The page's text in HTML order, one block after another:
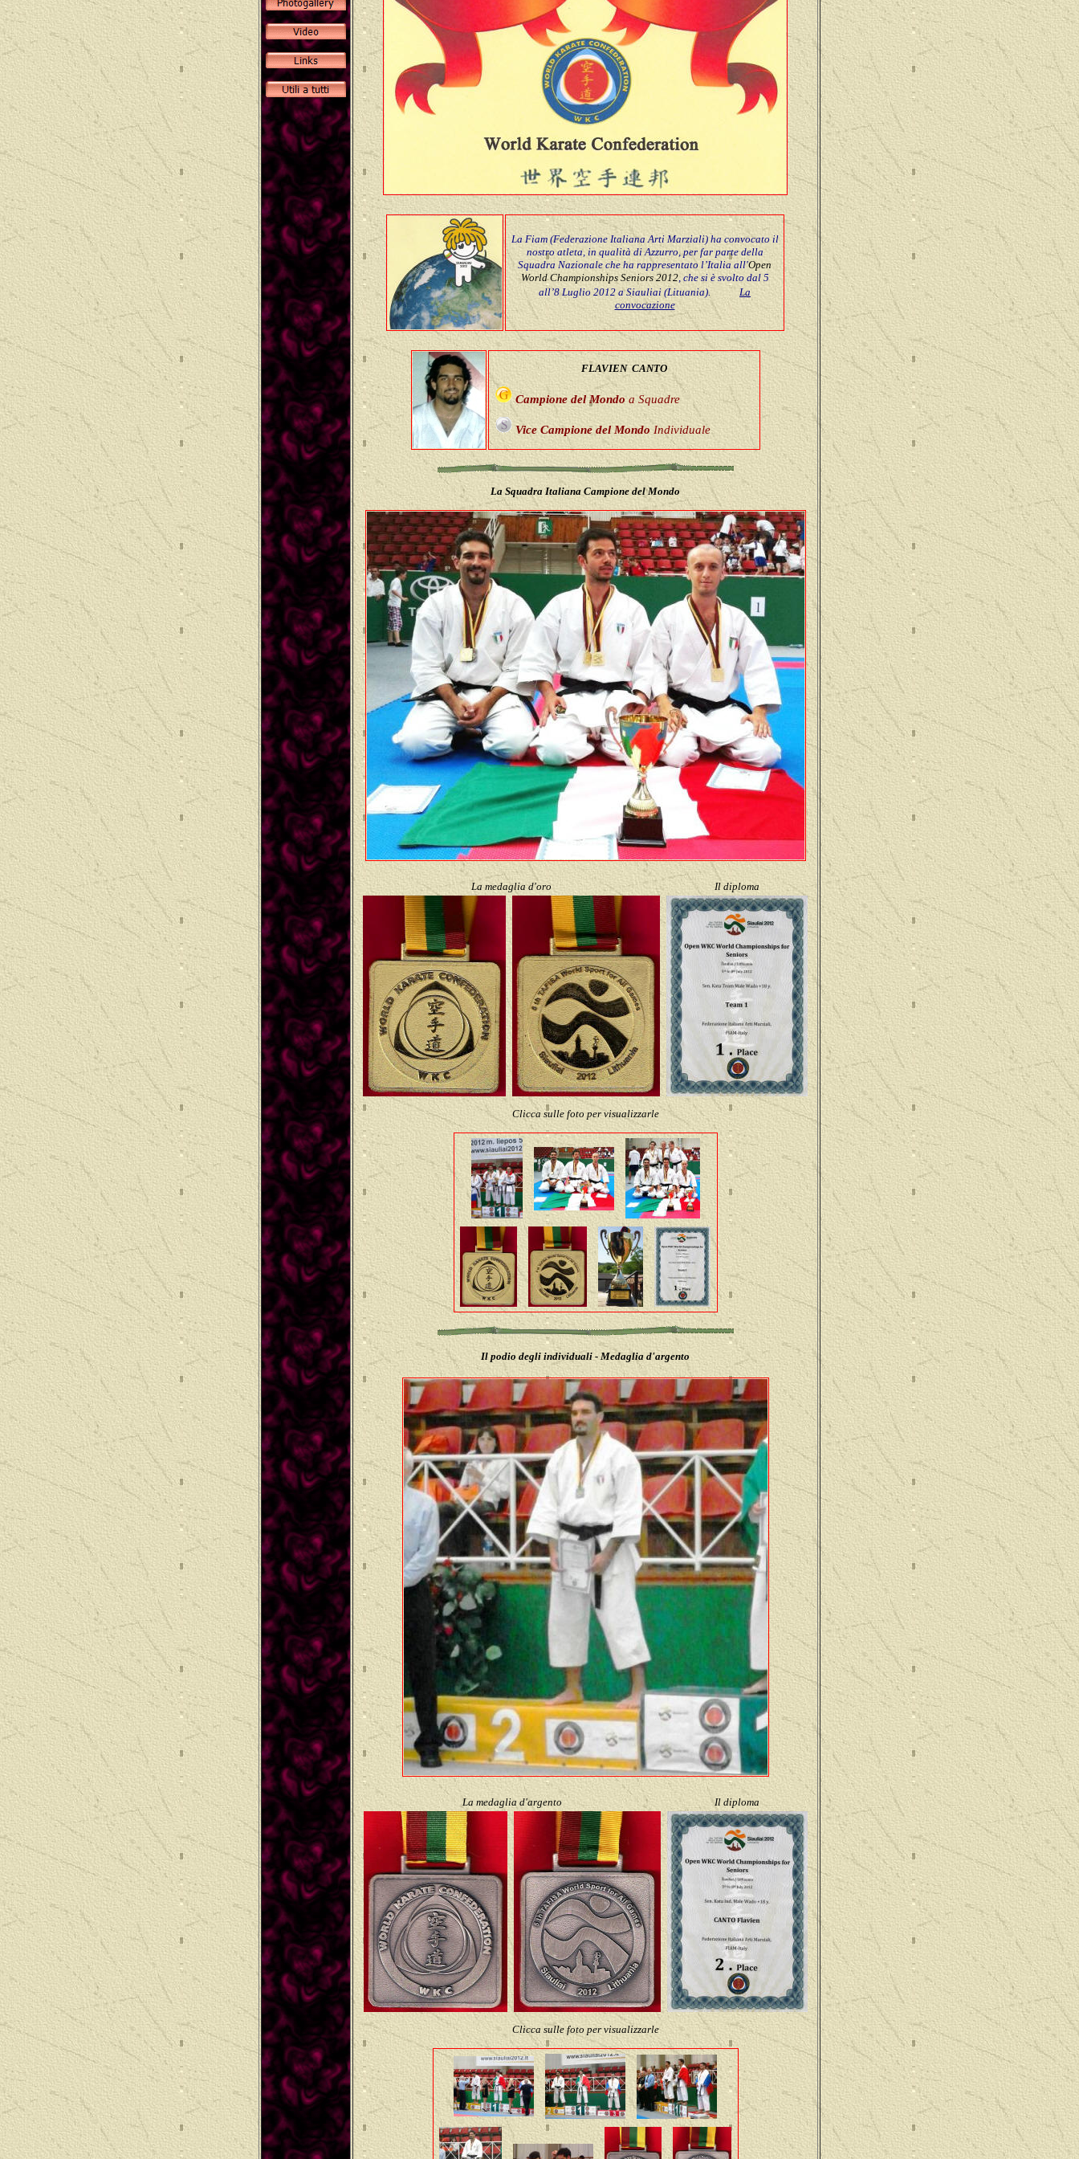
La Fiam (Federazione Italiana Arti Marziali) ha convocato il
nostro atleta, in qualità di Azzurro, per far parte della
Squadra Nazionale che ha rappresentato l’Italia all'Open
World Championships Seniors 2012, che si è svolto dal 5
all’8 Luglio 2012 a Siauliai (Lituania).
La
convocazione
FLAVIEN CANTO
Campione del Mondoa Squadre
Vice Campione del Mondo Individuale
La Squadra Italiana Campione del Mondo
La medaglia d'oro Il diploma
Clicca sulle foto per visualizzarle
Il podio degli individuali - Medaglia d'argento
La medaglia d'argento Il diploma
Clicca sulle foto per visualizzarle